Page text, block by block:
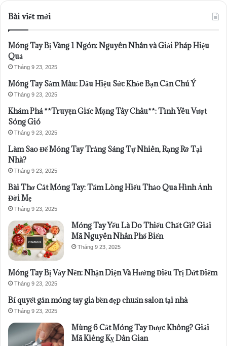
Bài viết mới
Móng Tay Bị Vàng 1 Ngón: Nguyên Nhân và Giải Pháp Hiệu
Quả
Tháng 9 23, 2025
Móng Tay Sẫm Màu: Dấu Hiệu Sức Khỏe Bạn Cần Chú Ý
Tháng 9 23, 2025
Khám Phá **Truyện Giấc Mộng Tây Châu**: Tình Yêu Vượt
Sóng Gió
Tháng 9 23, 2025
Làm Sao Để Móng Tay Trắng Sáng Tự Nhiên, Rạng Rỡ Tại
Nhà?
Tháng 9 23, 2025
Bài Thơ Cắt Móng Tay: Tấm Lòng Hiếu Thảo Qua Hình Ảnh
Đời Mẹ
Tháng 9 23, 2025
Móng Tay Yếu Là Do Thiếu Chất Gì? Giải
Mã Nguyên Nhân Phổ Biến
Tháng 9 23, 2025
Móng Tay Bị Vảy Nến: Nhận Diện Và Hướng Điều Trị Dứt Điểm
Tháng 9 23, 2025
Bí quyết gắn móng tay giả bền đẹp chuẩn salon tại nhà
Tháng 9 23, 2025
Mùng 6 Cắt Móng Tay Được Không? Giải
Mã Kiêng Kỵ Dân Gian